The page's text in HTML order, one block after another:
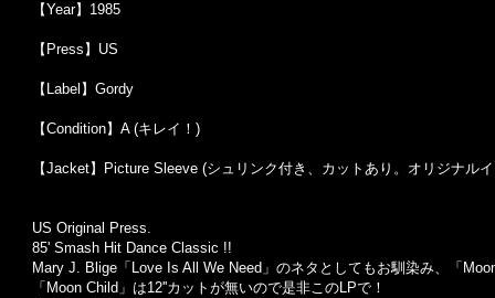
【Year】1985
【Press】US
【Label】Gordy
【Condition】A (キレイ！)
【Jacket】Picture Sleeve (シュリンク付き、カットあり。オリジナル
US Original Press.
85' Smash Hit Dance Classic !!
Mary J. Blige「Love Is All We Need」のネタとしてもお馴染み、「
「Moon Child」は12''カットが無いので是非このLPで！